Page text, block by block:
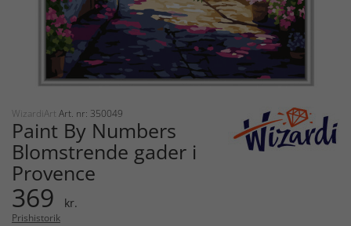
WizardiArt Art. nr: 350049
Paint By Numbers
Blomstrende gader i
Provence
369 kr.
Prishistorik